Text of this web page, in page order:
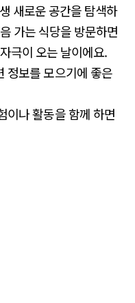
새로운 공간을 탐색하
가는 식당을 방문하면
극이 오는 날이에요.
정보를 모으기에 좋은
이나 활동을 함께 하면